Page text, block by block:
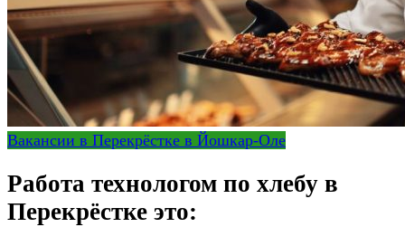
Вакансии в Перекрёстке в Йошкар-Оле
Работа технологом по хлебу в
Перекрёстке это: